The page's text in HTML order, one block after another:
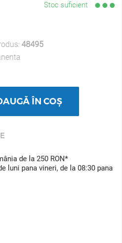
Stoc suficient
48495
ÎN COȘ
de la 250 RON*
luni pana vineri, de la 08:30 pana